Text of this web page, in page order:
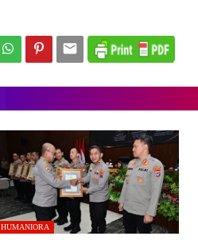
HUMANIORA